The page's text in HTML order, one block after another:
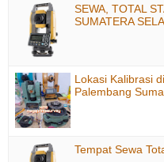
SEWA, TOTAL
SUMATERA
Lokasi Kalibrasi
Palembang
Tempat Sewa